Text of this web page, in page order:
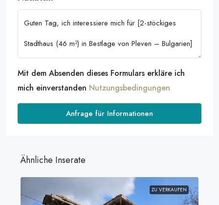
Mit dem Absenden dieses Formulars erkläre ich
mich einverstanden Nutzungsbedingungen
Anfrage für Informationen
Ähnliche Inserate
ZU VERKAUFEN